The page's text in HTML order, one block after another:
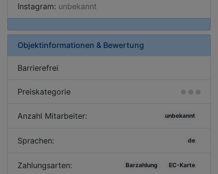
Instagram: unbekannt
Objektinformationen & Bewertung
Barrierefrei
Preiskategorie
Anzahl Mitarbeiter: unbekannt
Sprachen: de
Zahlungsarten: Barzahlung EC-Karte